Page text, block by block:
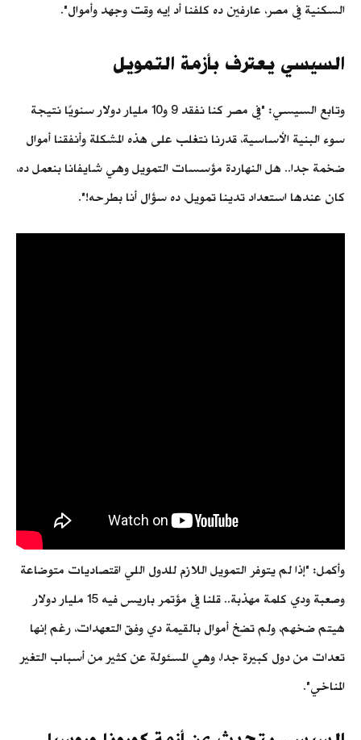
السكنية في مصر، عارفين ده كلفنا أد إيه وقت وجهد وأموال".
السيسي يعترف بأزمة التمويل
وتابع السيسي: "في مصر كنا نفقد 9 و10 مليار دولار سنويًا نتيجة
سوء البنية الأساسية، قدرنا نتغلب على هذه المشكلة وأنفقنا أموال
ضخمة جدا.. هل النهاردة مؤسسات التمويل وهي شايفانا بنعمل ده،
كان عندها استعداد تدينا تمويل، ده سؤال أنا بطرحه!".
وأكمل: "إذا لم يتوفر التمويل اللازم للدول اللي اقتصاديات متوضاعة
وصعبة ودي كلمة مهذبة.. قلنا في مؤتمر باريس فيه 15 مليار دولار
هيتم ضخهم، ولم تضخ أموال بالقيمة دي وفق التعهدات، رغم إنها
تعدات من دول كبيرة جدا، وهي المسئولة عن كثير من أسباب التغير
المناخي".